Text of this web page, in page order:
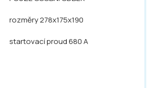
rozměry 278x175x190
startovací proud 680 A